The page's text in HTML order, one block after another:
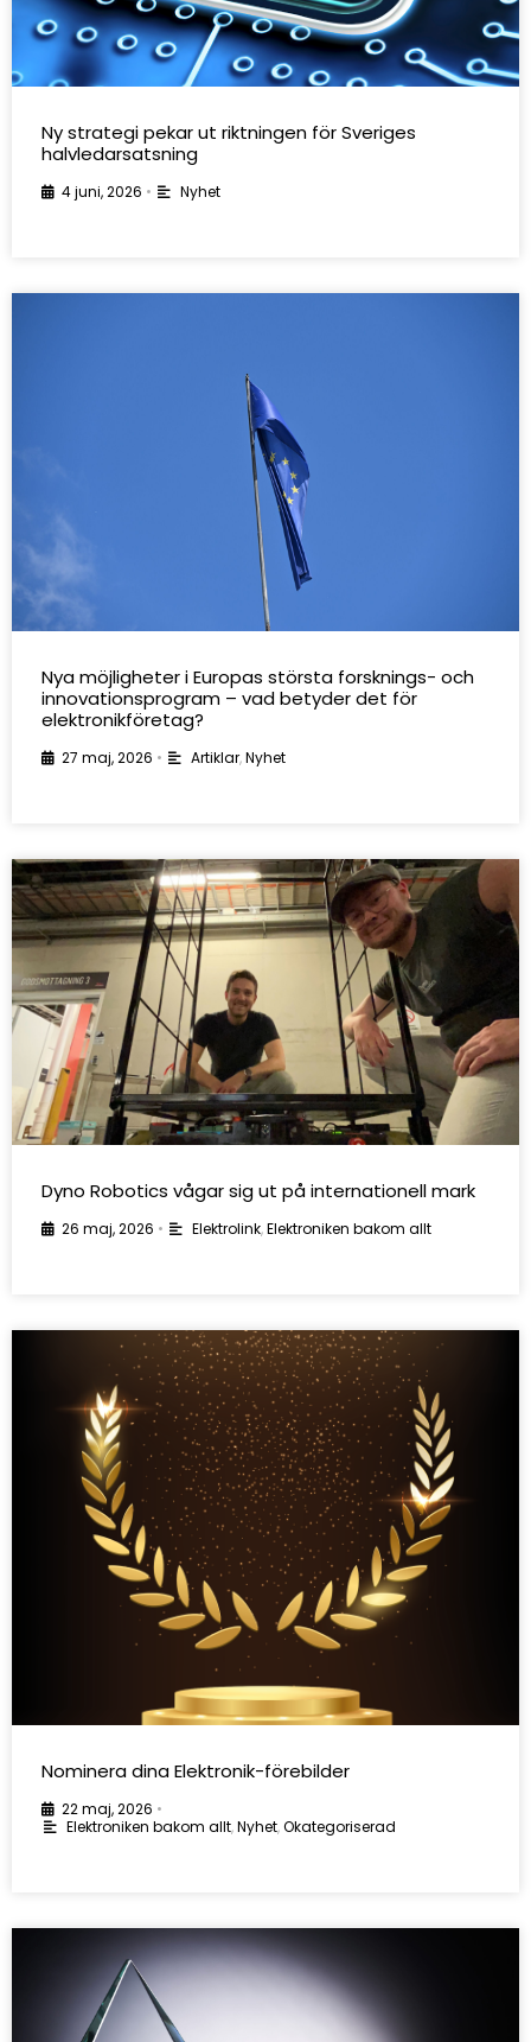
Ny strategi pekar ut riktningen för Sveriges
halvledarsatsning
4 juni, 2026 • Nyhet
Nya möjligheter i Europas största forsknings- och
innovationsprogram – vad betyder det för
elektronikföretag?
27 maj, 2026 • Artiklar,Nyhet
Dyno Robotics vågar sig ut på internationell mark
26 maj, 2026 • Elektrolink,Elektroniken bakom allt
Nominera dina Elektronik-förebilder
22 maj, 2026 •
Elektroniken bakom allt,Nyhet,Okategoriserad